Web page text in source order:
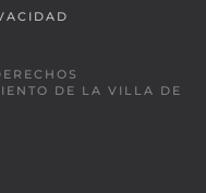
DE LA VILLA DE